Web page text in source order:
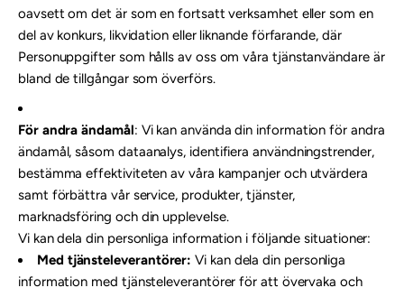
oavsett om det är som en fortsatt verksamhet eller som en
del av konkurs, likvidation eller liknande förfarande, där
Personuppgifter som hålls av oss om våra tjänstanvändare är
bland de tillgångar som överförs.
För andra ändamål: Vi kan använda din information för andra
ändamål, såsom dataanalys, identifiera användningstrender,
bestämma effektiviteten av våra kampanjer och utvärdera
samt förbättra vår service, produkter, tjänster,
marknadsföring och din upplevelse.
Vi kan dela din personliga information i följande situationer:
Med tjänsteleverantörer: Vi kan dela din personliga
information med tjänsteleverantörer för att övervaka och